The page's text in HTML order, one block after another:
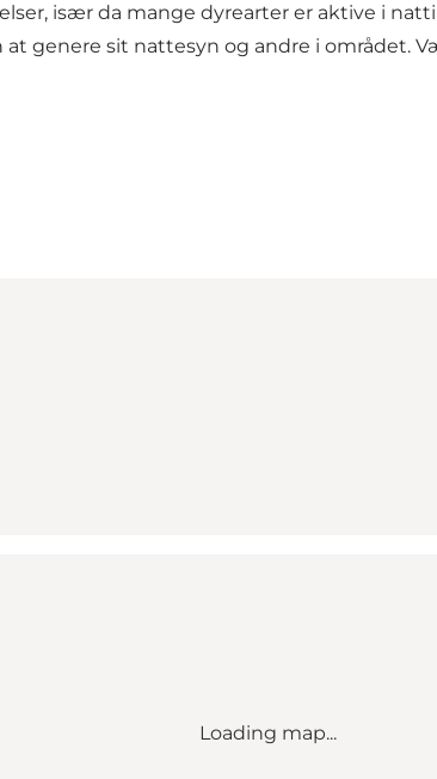
især da mange dyrearter er aktive i
genere sit nattesyn og andre i
Loading map...